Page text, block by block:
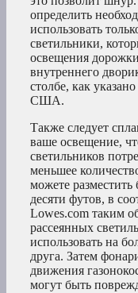
определить
использовать
светильники,
освещения
внутреннего
столбе, как
США.
Также следует
ваше освещение,
светильников
меньшее
можете разместить
десяти футов, в
Lowes.com таким
рассеянных
использовать на
друга. Затем
движения
могут быть